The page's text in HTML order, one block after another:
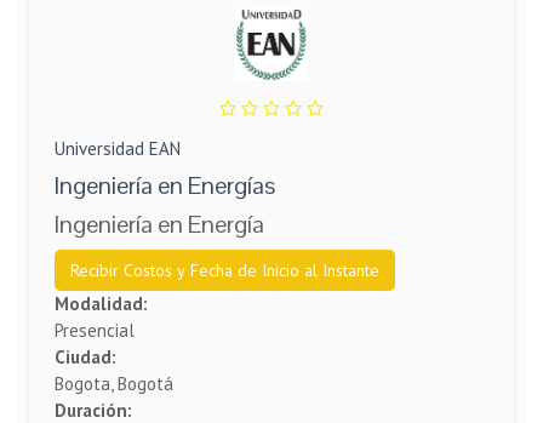
Universidad EAN
Ingeniería en Energías
Ingeniería en Energía
Recibir Costos y Fecha de Inicio al Instante
Modalidad:
Presencial
Ciudad:
Bogota, Bogotá
Duración: